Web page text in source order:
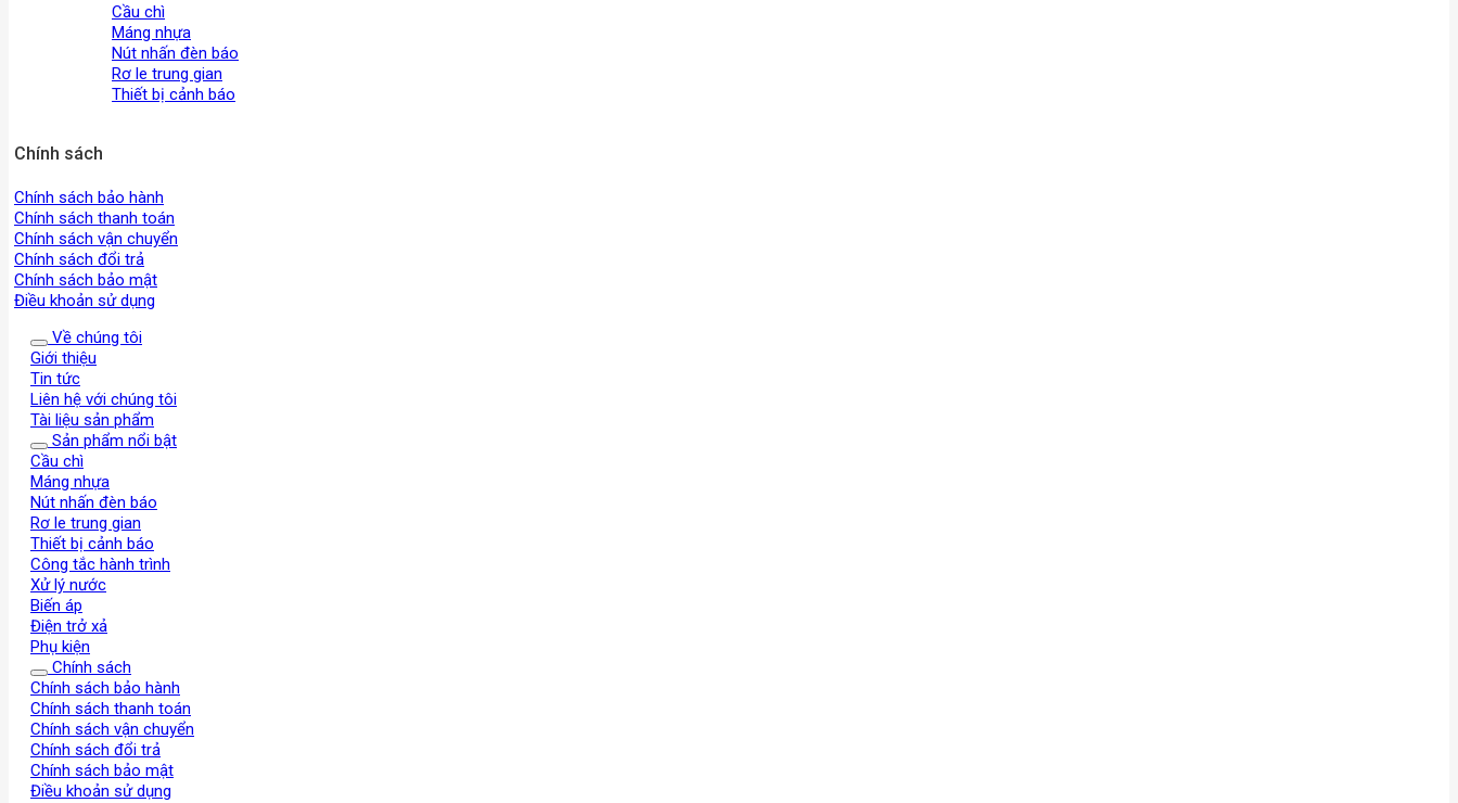
Cầu chì
Máng nhựa
Nút nhấn đèn báo
Rơ le trung gian
Thiết bị cảnh báo
Chính sách
Chính sách bảo hành
Chính sách thanh toán
Chính sách vận chuyển
Chính sách đổi trả
Chính sách bảo mật
Điều khoản sử dụng
Về chúng tôi
Giới thiệu
Tin tức
Liên hệ với chúng tôi
Tài liệu sản phẩm
Sản phẩm nổi bật
Cầu chì
Máng nhựa
Nút nhấn đèn báo
Rơ le trung gian
Thiết bị cảnh báo
Công tắc hành trình
Xử lý nước
Biến áp
Điện trở xả
Phụ kiện
Chính sách
Chính sách bảo hành
Chính sách thanh toán
Chính sách vận chuyển
Chính sách đổi trả
Chính sách bảo mật
Điều khoản sử dụng